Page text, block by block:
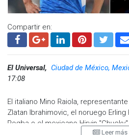
Visita y accede a todo nuestro
www.cadenanoticias.com| Twitter:
Facebook:
@cadenanoticiasmx|
@cadena_noticias| TikTok:
https://t.me/
Compartir en:
El Universal, Ciudad de México,
17:08
El italiano Mino Raiola,
Zlatan Ibrahimovic, el noruego Erling
Pogba o el mexicano Hirvin
Leer más